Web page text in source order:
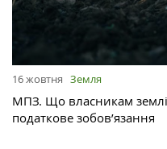
16 жовтня Земля
МПЗ. Що власникам
податкове зобов’язання